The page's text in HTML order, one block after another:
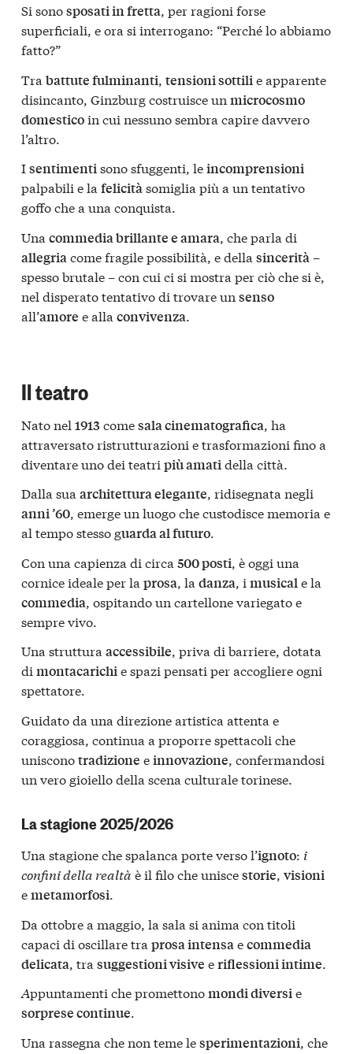
Si sonosposati in fretta, per ragioni forse
superficiali, e ora si interrogano: “Perché lo abbiamo
fatto?”
Tra battute fulminanti, tensioni sottilie apparente
disincanto, Ginzburg costruisce un microcosmo
domesticoin cui nessuno sembra capire davvero
l’altro.
Isentimentisono sfuggenti, leincomprensioni
palpabili e la felicitàsomiglia più a un tentativo
goffo che a una conquista.
Una commedia brillante e amara, che parla di
allegriacome fragile possibilità, e della sincerità–
spesso brutale – con cui ci si mostra per ciò che si è,
nel disperato tentativo di trovare un senso
all’amore e alla convivenza.
Il teatro
Nato nel 1913 comesala cinematografica, ha
attraversato ristrutturazioni e trasformazioni fino a
diventare uno dei teatri più amatidella città.
Dalla sua architettura elegante, ridisegnata negli
anni ’60, emerge un luogo che custodisce memoria e
al tempo stesso guarda al futuro.
Con una capienza di circa 500 posti, è oggi una
cornice ideale per la prosa, la danza, i musicale la
commedia, ospitando un cartellone variegato e
sempre vivo.
Una struttura accessibile, priva di barriere, dotata
di montacarichie spazi pensati per accogliere ogni
spettatore.
Guidato da una direzione artistica attenta e
coraggiosa, continua a proporre spettacoli che
unisconotradizione einnovazione, confermandosi
un vero gioiello della scena culturale torinese.
La stagione 2025/2026
Una stagione che spalanca porte verso l’ignoto: i
confini della realtà è il filo che uniscestorie, visioni
emetamorfosi.
Da ottobre a maggio, la sala si anima con titoli
capaci di oscillare tra prosa intensaecommedia
delicata, tra suggestioni visive eriflessioni intime.
Appuntamenti che promettonomondi diversie
sorprese continue.
Una rassegna che non teme lesperimentazioni, che